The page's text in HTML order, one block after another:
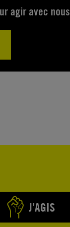
agir avec nous
J’AGIS